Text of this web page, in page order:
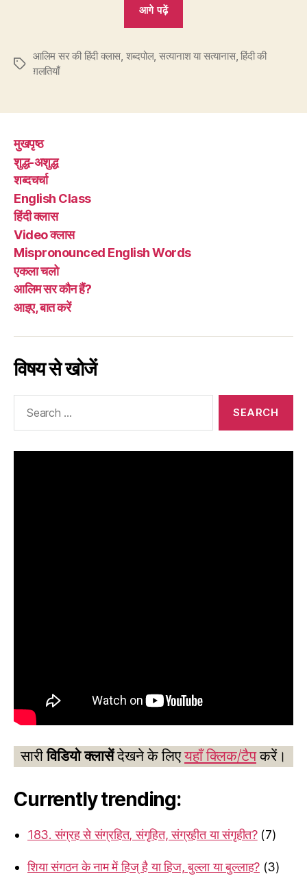
आगे पढ़ें
वाइरस
चाहते
Tags
आलिम सर की हिंदी क्लास शब्दपोल, सत्यानाश या सत्यानास,हिंदी की
ग़लतियाँ
मुखपृष्ठ
शुद्ध-अशुद्ध
शब्दचर्चा
English Class
हिंदी क्लास
Video क्लास
Mispronounced English Words
एकला चलो
आलिम सर कौन हैं?
आइए, बात करें
विषय से खोजें
सारीविडियो क्लासेंदेखने के लिएयहाँ क्लिक/टैपकरें।
Currently trending:
183. संग्रह से संग्रहित, संगृहित, संग्रहीत या संगृहीत? (7)
शिया संगठन के नाम में हिज् है या हिज, बुल्ला या बुल्लाह? (3)